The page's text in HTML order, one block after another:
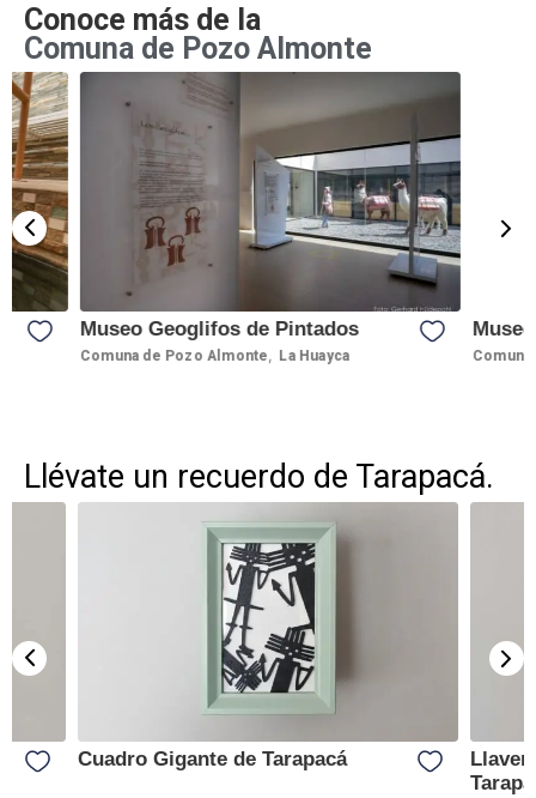
Conoce más de la
Comuna de Pozo Almonte
Museo Geoglifos de Pintados
Comuna de Pozo Almonte, La Huayca
Llévate un recuerdo de Tarapacá.
Cuadro Gigante de Tarapacá